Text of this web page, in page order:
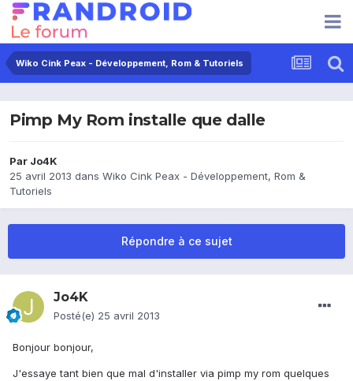
Wiko Cink Peax - Développement, Rom & Tutoriels
Pimp My Rom installe que dalle
Par Jo4K
25 avril 2013 dans Wiko Cink Peax - Développement, Rom &
Tutoriels
Répondre à ce sujet
Jo4K
Posté(e) 25 avril 2013
Bonjour bonjour,
J'essaye tant bien que mal d'installer via pimp my rom quelques